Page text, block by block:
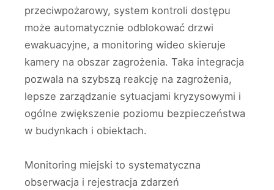
przeciwpożarowy, system kontroli dostępu
może automatycznie odblokować drzwi
ewakuacyjne, a monitoring wideo skieruje
kamery na obszar zagrożenia. Taka integracja
pozwala na szybszą reakcję na zagrożenia,
lepsze zarządzanie sytuacjami kryzysowymi i
ogólne zwiększenie poziomu bezpieczeństwa
w budynkach i obiektach.
Monitoring miejski to systematyczna
obserwacja i rejestracja zdarzeń